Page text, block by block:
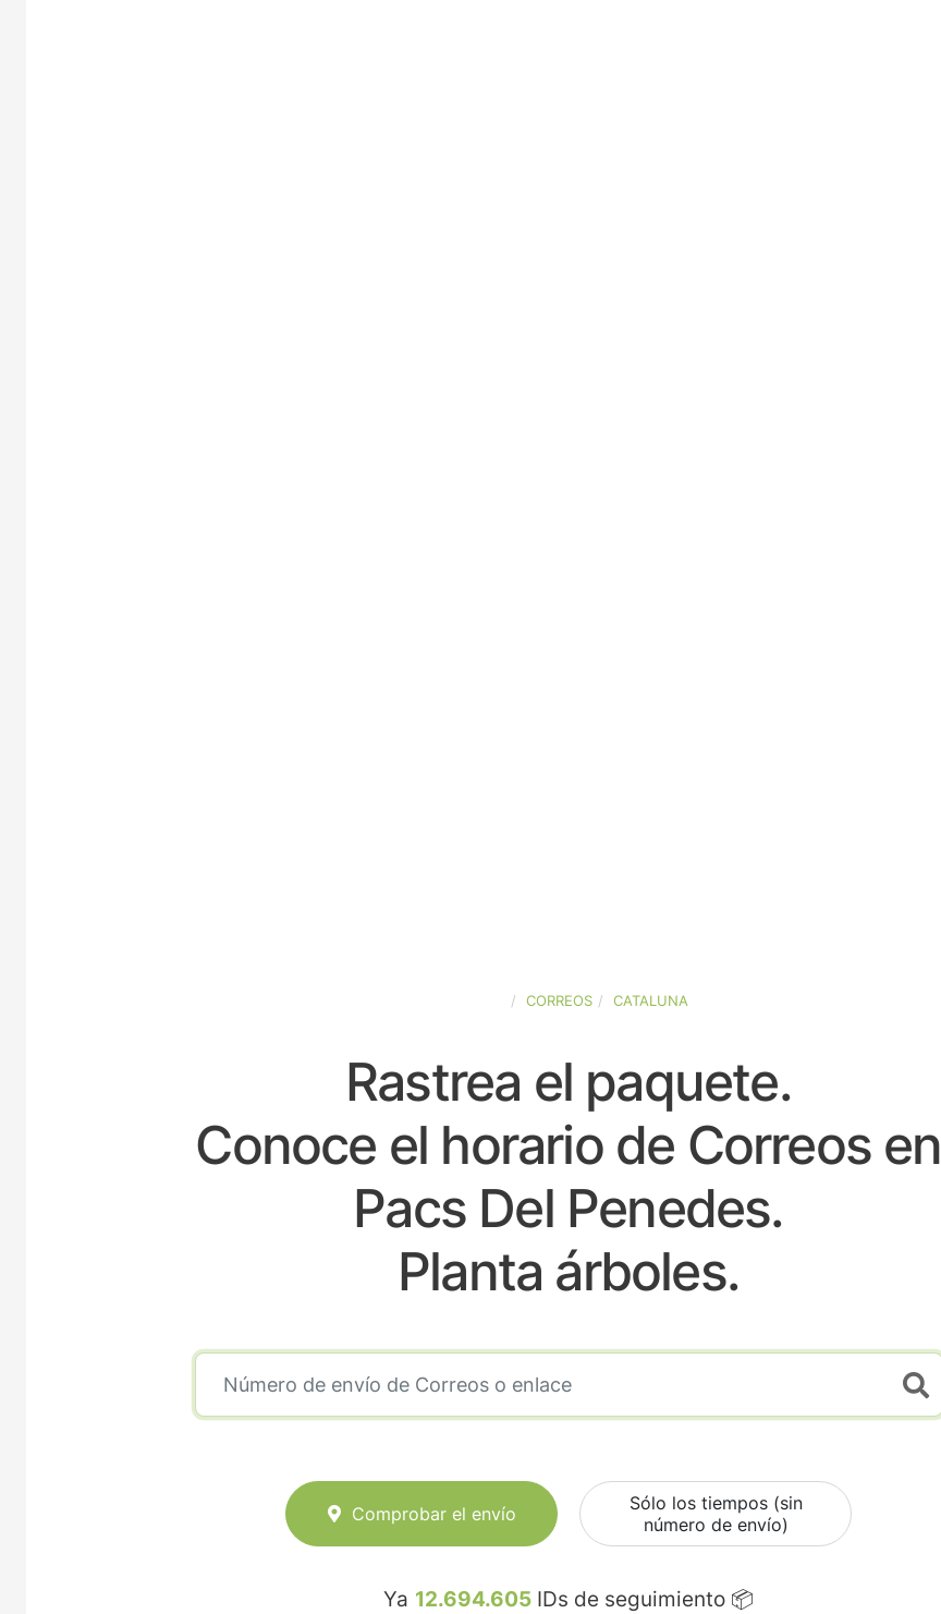
CORREOS CATALUNA
Rastrea el paquete.
Conoce el horario de Correos en
Pacs Del Penedes.
Planta árboles.
Comprobar el envío
Sólo los tiempos (sin
número de envío)
Ya 12.694.605 IDs de seguimiento 📦